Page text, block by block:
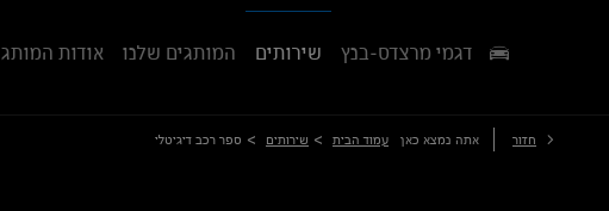
דגמי מרצדס-בנץ שירותים המותגים שלנו אודות המותג
חזור אתה נמצא כאן עמוד הבית > שירותים > ספר רכב דיגיטלי